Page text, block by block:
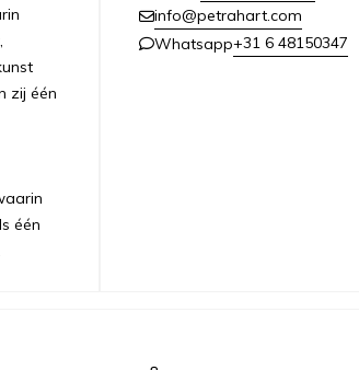
zij één
één
info@petrahart.com
Whatsapp+31 6 48150347